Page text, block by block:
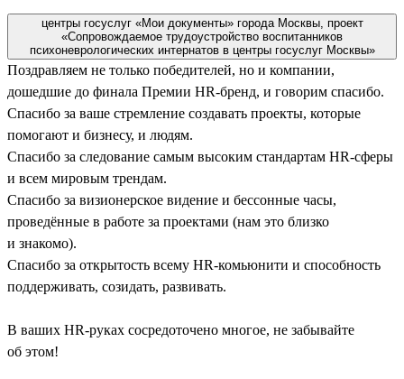
центры госуслуг «Мои документы» города Москвы, проект
«Сопровождаемое трудоустройство воспитанников
психоневрологических интернатов в центры госуслуг Москвы»
Поздравляем не только победителей, но и компании,
дошедшие до финала Премии HR-бренд, и говорим спасибо.
Спасибо за ваше стремление создавать проекты, которые
помогают и бизнесу, и людям.
Спасибо за следование самым высоким стандартам HR-сферы
и всем мировым трендам.
Спасибо за визионерское видение и бессонные часы,
проведённые в работе за проектами (нам это близко
и знакомо).
Спасибо за открытость всему HR-комьюнити и способность
поддерживать, созидать, развивать.
В ваших HR-руках сосредоточено многое, не забывайте
об этом!